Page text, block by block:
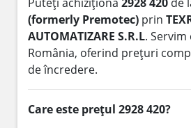
(formerly Premotec) prin
AUTOMATIZARE S.R.L.
România, oferind prețuri
de încredere.
Care este prețul 2928 420?